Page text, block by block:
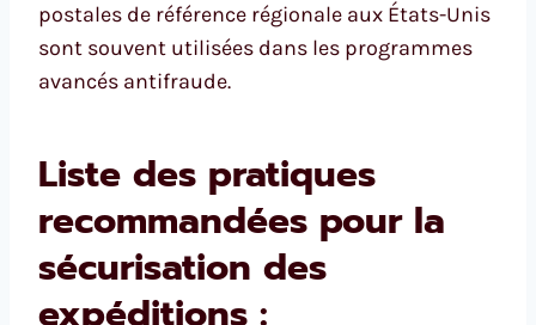
postales de référence régionale aux États-Unis
sont souvent utilisées dans les programmes
avancés antifraude.
Liste des pratiques
recommandées pour la
sécurisation des